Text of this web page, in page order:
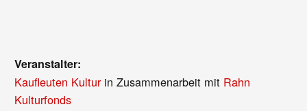
Veranstalter:
Kaufleuten Kulturin Zusammenarbeit mit Rahn
Kulturfonds